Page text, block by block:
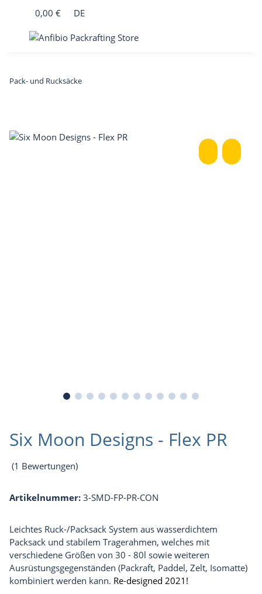
0,00 € DE
Pack- und Rucksäcke
Six Moon Designs - Flex PR
(1 Bewertungen)
Artikelnummer: 3-SMD-FP-PR-CON
Leichtes Ruck-/Packsack System aus wasserdichtem
Packsack und stabilem Tragerahmen, welches mit
verschiedene Größen von 30 - 80l sowie weiteren
Ausrüstungsgegenständen (Packraft, Paddel, Zelt, Isomatte)
kombiniert werden kann. Re-designed 2021!